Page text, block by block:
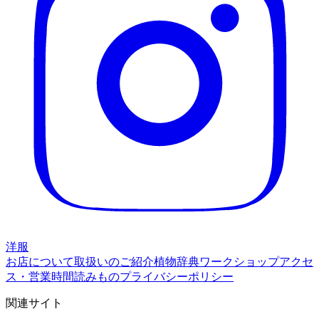
洋服
お店について取扱いのご紹介植物辞典ワークショップアクセ
ス・営業時間読みものプライバシーポリシー
関連サイト